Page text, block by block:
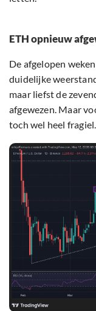
ETH opnieuw
De afgelopen
duidelijke
maar liefst de
afgewezen. Maar
toch wel heel fragiel.